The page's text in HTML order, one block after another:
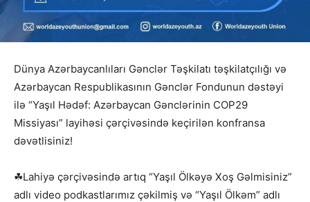
Dünya Azərbaycanlıları Gənclər Təşkilatı təşkilatçılığı və
Azərbaycan Respublikasının Gənclər Fondunun dəstəyi
ilə “Yaşıl Hədəf: Azərbaycan Gənclərinin COP29
Missiyası” layihəsi çərçivəsində keçirilən konfransa
dəvətlisiniz!
☘Lahiyə çərçivəsində artıq “Yaşıl Ölkəyə Xoş Gəlmisiniz”
adlı video podkastlarımız çəkilmiş və “Yaşıl Ölkəm” adlı